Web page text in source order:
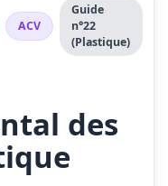
ACV
Guide
n°22
(Plastique)
des